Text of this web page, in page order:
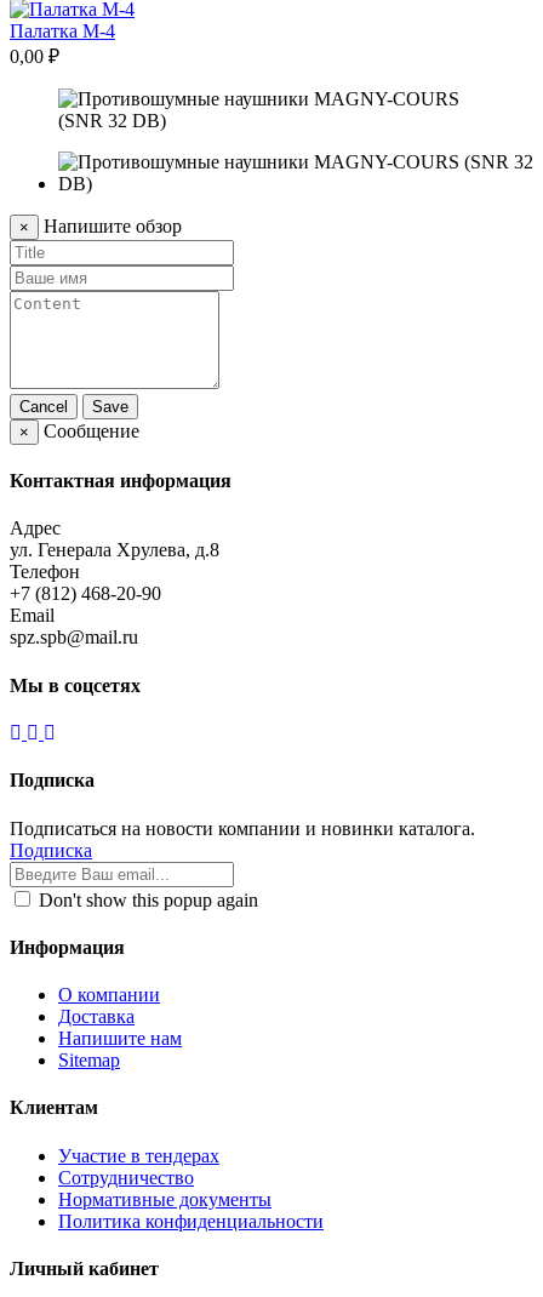
Палатка М-4
0,00 ₽
× Напишите обзор
Cancel
Save
×
Сообщение
Контактная информация
Адрес
ул. Генерала Хрулева, д.8
Телефон
+7 (812) 468-20-90
Email
spz.spb@mail.ru
Мы в соцсетях
Подписка
Подписаться на новости компании и новинки каталога.
Подписка
Don't show this popup again
Информация
О компании
Доставка
Напишите нам
Sitemap
Клиентам
Участие в тендерах
Сотрудничество
Нормативные документы
Политика конфиденциальности
Личный кабинет